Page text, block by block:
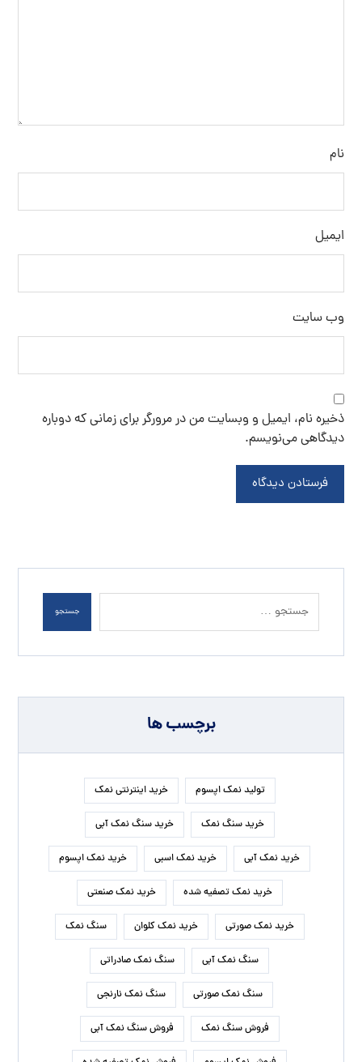
نام
ایمیل
وب‌ سایت
ذخیره نام، ایمیل و وبسایت من در مرورگر برای زمانی که دوباره
دیدگاهی می‌نویسم.
فرستادن دیدگاه
جستجو
برچسب ها
تولید نمک اپسوم خرید اینترنتی نمک
خرید سنگ نمک خرید سنگ نمک آبی
خرید نمک آبی خرید نمک اسبی خرید نمک اپسوم
خرید نمک تصفیه شده خرید نمک صنعتی
خرید نمک صورتی خرید نمک کلوان سنگ نمک
سنگ نمک آبی سنگ نمک صادراتی
سنگ نمک صورتی سنگ نمک نارنجی
فروش سنگ نمک فروش سنگ نمک آبی